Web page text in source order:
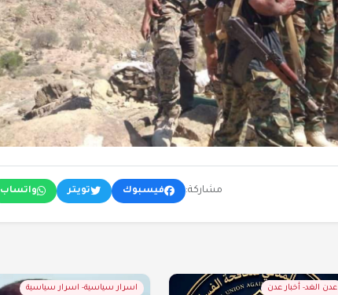
مشاركة: فيسبوك تويتر واتساب
عدن الغد- أخبار عدن اسرار سياسية- اسرار سياسية